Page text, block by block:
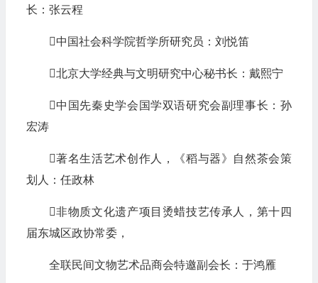
长：张云程
中国社会科学院哲学所研究员：刘悦笛
北京大学经典与文明研究中心秘书长：戴熙宁
中国先秦史学会国学双语研究会副理事长：孙
宏涛
著名生活艺术创作人，《稻与器》自然茶会策
划人：任政林
非物质文化遗产项目烫蜡技艺传承人，第十四
届东城区政协常委，
全联民间文物艺术品商会特邀副会长：于鸿雁